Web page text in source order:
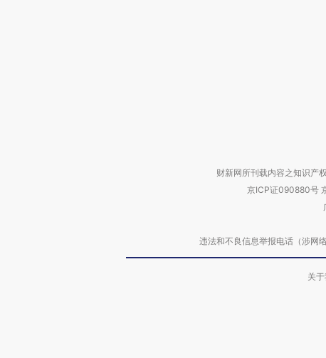
财新网所刊载内容之知识产
京ICP证090880号
违法和不良信息举报电话（涉
关